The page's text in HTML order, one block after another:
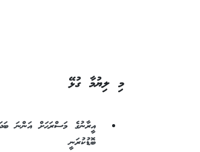
މި ލިޔުމާ ގުޅޭ
އީރާނުގެ މަސްރަޙަށް އަންނަ
ބޮޑުކުރަނީ